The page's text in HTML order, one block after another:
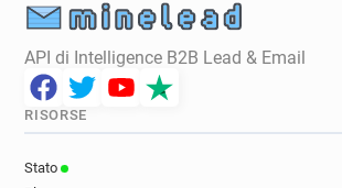
API di Intelligence B2B Lead & Email
RISORSE
Stato